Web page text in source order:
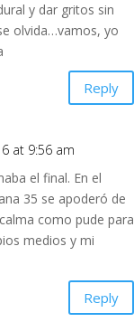
y dar gritos sin
olvida…vamos, yo
Reply
at 9:56 am
el final. En el
35 se apoderó de
como pude para
medios y mi
Reply